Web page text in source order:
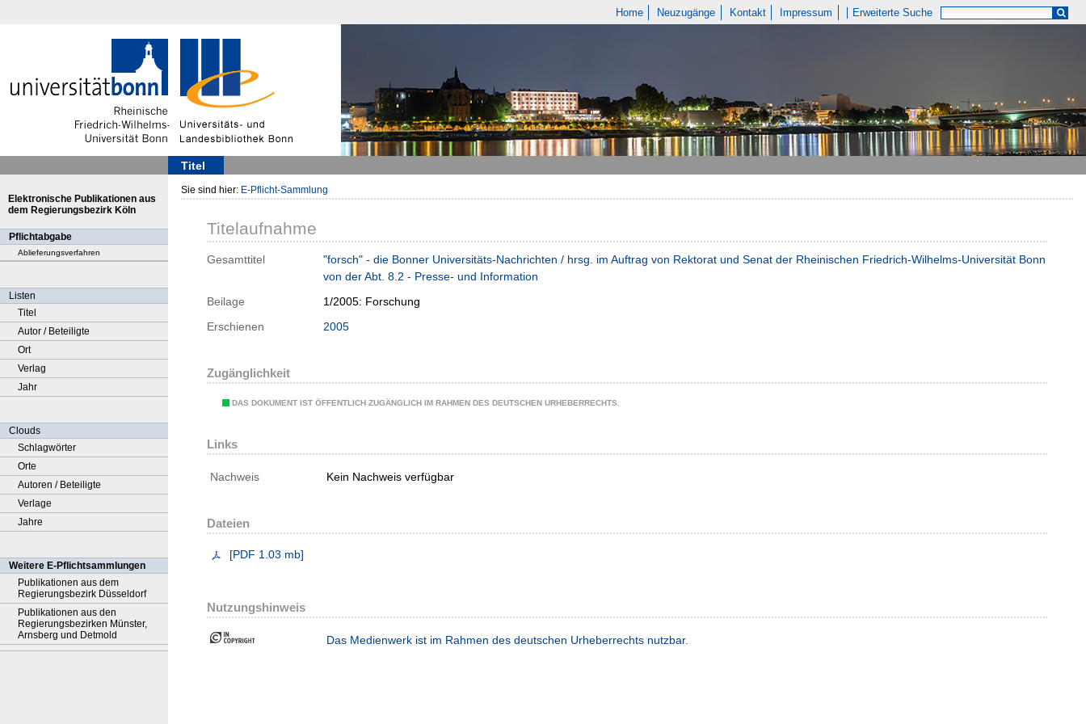
Home Neuzugänge Kontakt Impressum Erweiterte Suche
Titel
Elektronische Publikationen aus
dem Regierungsbezirk Köln
Pflichtabgabe
Ablieferungsverfahren
Listen
Titel
Autor / Beteiligte
Ort
Verlag
Jahr
Clouds
Schlagwörter
Orte
Autoren / Beteiligte
Verlage
Jahre
Weitere E-Pflichtsammlungen
Publikationen aus dem
Regierungsbezirk Düsseldorf
Publikationen aus den
Regierungsbezirken Münster,
Arnsberg und Detmold
Sie sind hier: E-Pflicht-Sammlung
Titelaufnahme
Gesamttitel
"forsch" - die Bonner Universitäts-Nachrichten / hrsg. im Auftrag von Rektorat und Senat der Rheinischen Friedrich-Wilhelms-Universität Bonn
von der Abt. 8.2 - Presse- und Information
Beilage
1/2005: Forschung
Erschienen
2005
Zugänglichkeit
DAS DOKUMENT IST ÖFFENTLICH ZUGÄNGLICH IM RAHMEN DES DEUTSCHEN URHEBERRECHTS.
Links
Nachweis Kein Nachweis verfügbar
Dateien
[PDF 1.03 mb]
Nutzungshinweis
Das Medienwerk ist im Rahmen des deutschen Urheberrechts nutzbar.